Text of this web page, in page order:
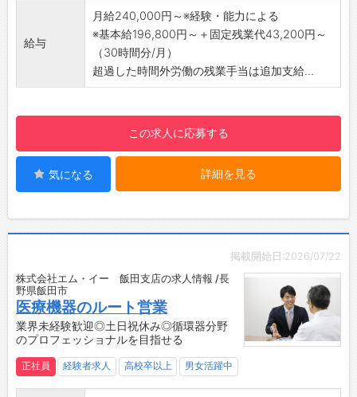
手術現場で取扱い説明等のサポートを実施
【扱う商品】
・ペースメーカやカテーテルといった循環器関
連製品です。
【やりがい】
・医療従事者から信頼できる最強のパートナー
として、社会貢献度の高い仕事に携われます。
・病院の先生や看護師の方から、治療が上手く
いった時に、感謝の言葉を頂けると喜びを感じ
・実際に納品した製品を利用している患者様の
笑顔を見ると、世の中の生活の支えになってい
【研修制度・ステップアップ】
入社から1年でプロフェッショナルになれるよう
育てます！
充実した研修制度・フォロー制度があるので、
業界未経験からでも安心して入社することがで
きます。
給与
月給240,000円～※経験・能力による
※基本給196,800円～＋固定残業代43,200円～
（30時間分/月）
超過した時間外労働の残業手当は追加支給...
この求人に応募する
気になる 詳細を見る
掲載開始日:2026/07/22
株式会社エム・イー 飯田支店の求人情報 /長
野県飯田市
医療機器のルート営業
業界未経験歓迎◎土日祝休み◎循環器分野
のプロフェッショナルを目指せる
正社員 経験者求人 高校卒以上 男女活躍中